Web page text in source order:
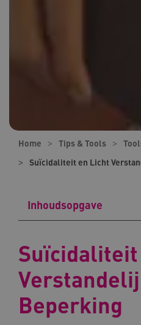
Home Tips & Tools
Suïcidaliteit en Licht
Inhoudsopgave
Beperking